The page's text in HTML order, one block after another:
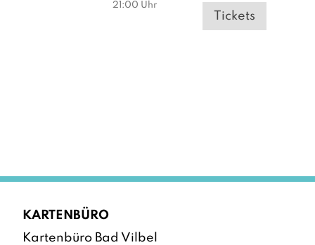
21:00 Uhr
Tickets
KARTENBÜRO
Kartenbüro Bad Vilbel